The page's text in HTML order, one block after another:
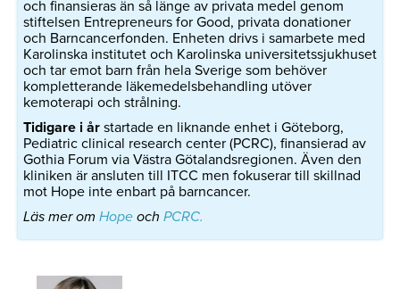
och finansieras än så länge av privata medel genom
stiftelsen Entrepreneurs for Good, privata donationer
och Barncancerfonden. Enheten drivs i samarbete med
Karolinska institutet och Karolinska universitetssjukhuset
och tar emot barn från hela Sverige som behöver
kompletterande läkemedelsbehandling utöver
kemoterapi och strålning.
Tidigare i år startade en liknande enhet i Göteborg,
Pediatric clinical research center (PCRC), finansierad av
Gothia Forum via Västra Götalandsregionen. Även den
kliniken är ansluten till ITCC men fokuserar till skillnad
mot Hope inte enbart på barncancer.
Läs mer om Hope och PCRC.